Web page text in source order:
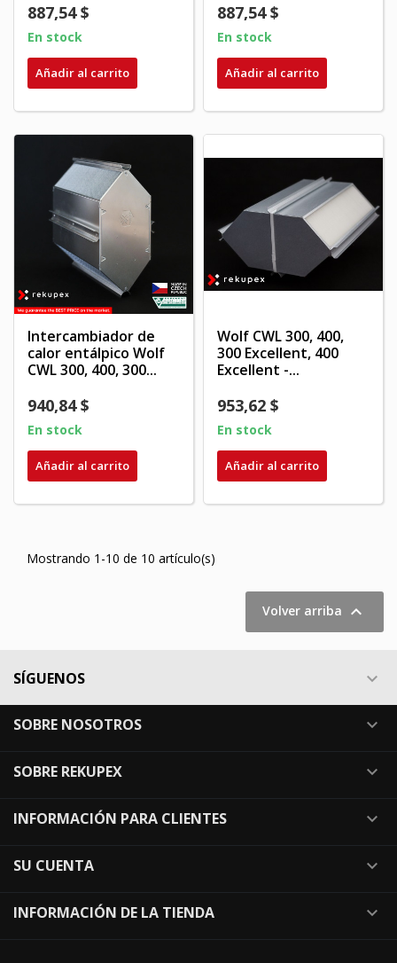
887,54 $
En stock
Añadir al carrito
887,54 $
En stock
Añadir al carrito
Intercambiador de
calor entálpico Wolf
CWL 300, 400, 300...
940,84 $
En stock
Añadir al carrito
Wolf CWL 300, 400,
300 Excellent, 400
Excellent -...
953,62 $
En stock
Añadir al carrito
Mostrando 1-10 de 10 artículo(s)
Volver arriba 
SÍGUENOS 
SOBRE NOSOTROS 
SOBRE REKUPEX 
INFORMACIÓN PARA CLIENTES 
SU CUENTA 
INFORMACIÓN DE LA TIENDA 